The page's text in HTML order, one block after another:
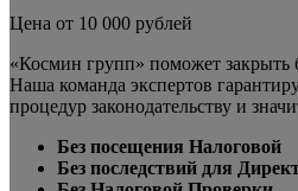
Цена от 10 000 рублей
«Космин групп» поможет закрыть
Наша команда экспертов
процедур законодательству и
Без посещения Налоговой
Без последствий для